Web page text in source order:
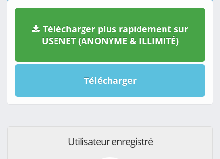
Télécharger plus rapidement sur
USENET (ANONYME & ILLIMITÉ)
Télécharger
Utilisateur enregistré